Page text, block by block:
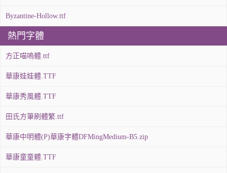
Byzantine-Hollow.ttf
熱門字體
方正喵嗚體.ttf
華康娃娃體.TTF
華康秀風體.TTF
田氏方筆刷體繁.ttf
華康中明體(P)華康字體DFMingMedium-B5.zip
華康童童體.TTF